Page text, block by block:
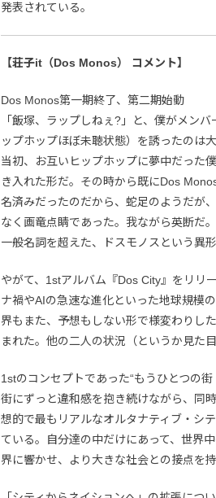
発表されている。
【荘子it（Dos Monos） コメント】
Dos Monos第一期終了、第二期始動
「飯塚、ラップしねぇ?」と、僕がメン
ップホップほぼ未聴状態）を誘ったのは
当初、お互いヒップホップに夢中だった
き入れた形だ。その時から既にDos
名済みだったのだから、蛇足のようだが
なく画竜点睛であった。我ながら英断だ
一般名詞を超えた、ドスモノスという異
やがて、1stアルバム『Dos City』をリリ
ナ禍やAIの急速な進化といった地球規模
界もまた、予想もしない形で様変わりし
まれた。他の二人の状況（というか見た
1stのコンセプトであった“もうひとつの
街にずっと違和感を抱き続けながら、同
想的で最もリアルなオルタナティブ・シ
ている。自分達の中だけにあって、世界
界に響かせ、より大きな社会との接点を